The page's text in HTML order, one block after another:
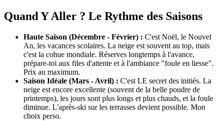
Quand Y Aller ? Le Rythme des Saisons
Haute Saison (Décembre - Février) : C'est Noël, le Nouvel
An, les vacances scolaires. La neige est souvent au top, mais
c'est la cohue mondiale. Réserves longtemps à l'avance,
prépare-toi aux files d'attente et à l'ambiance "foule en liesse".
Prix au maximum.
Saison Idéale (Mars - Avril) : C'est LE secret des initiés. La
neige est encore excellente (souvent de la belle poudre de
printemps), les jours sont plus longs et plus chauds, et la foule
diminue. L'après-ski sur les terrasses devient possible. Mon
choix perso.